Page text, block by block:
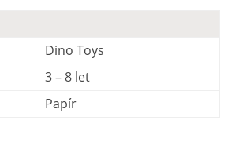
Dino Toys
3 – 8 let
Papír